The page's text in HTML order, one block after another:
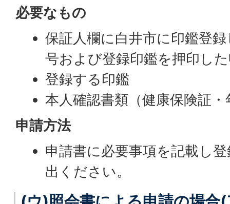
必要なもの
保証人欄に白井市に印鑑登
号および登録印鑑を押印し
登録する印鑑
本人確認書類（健康保険証
申請方法
申請書に必要事項を記載し
出ください。